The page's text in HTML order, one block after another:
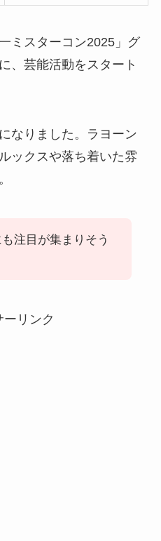
ミスターコン2025」グ
、芸能活動をスタート
なりました。ラヨーン
ックスや落ち着いた雰
注目が集まりそう
ーリンク